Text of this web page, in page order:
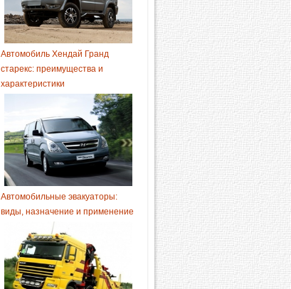
Автомобиль Хендай Гранд
старекс: преимущества и
характеристики
Автомобильные эвакуаторы:
виды, назначение и применение